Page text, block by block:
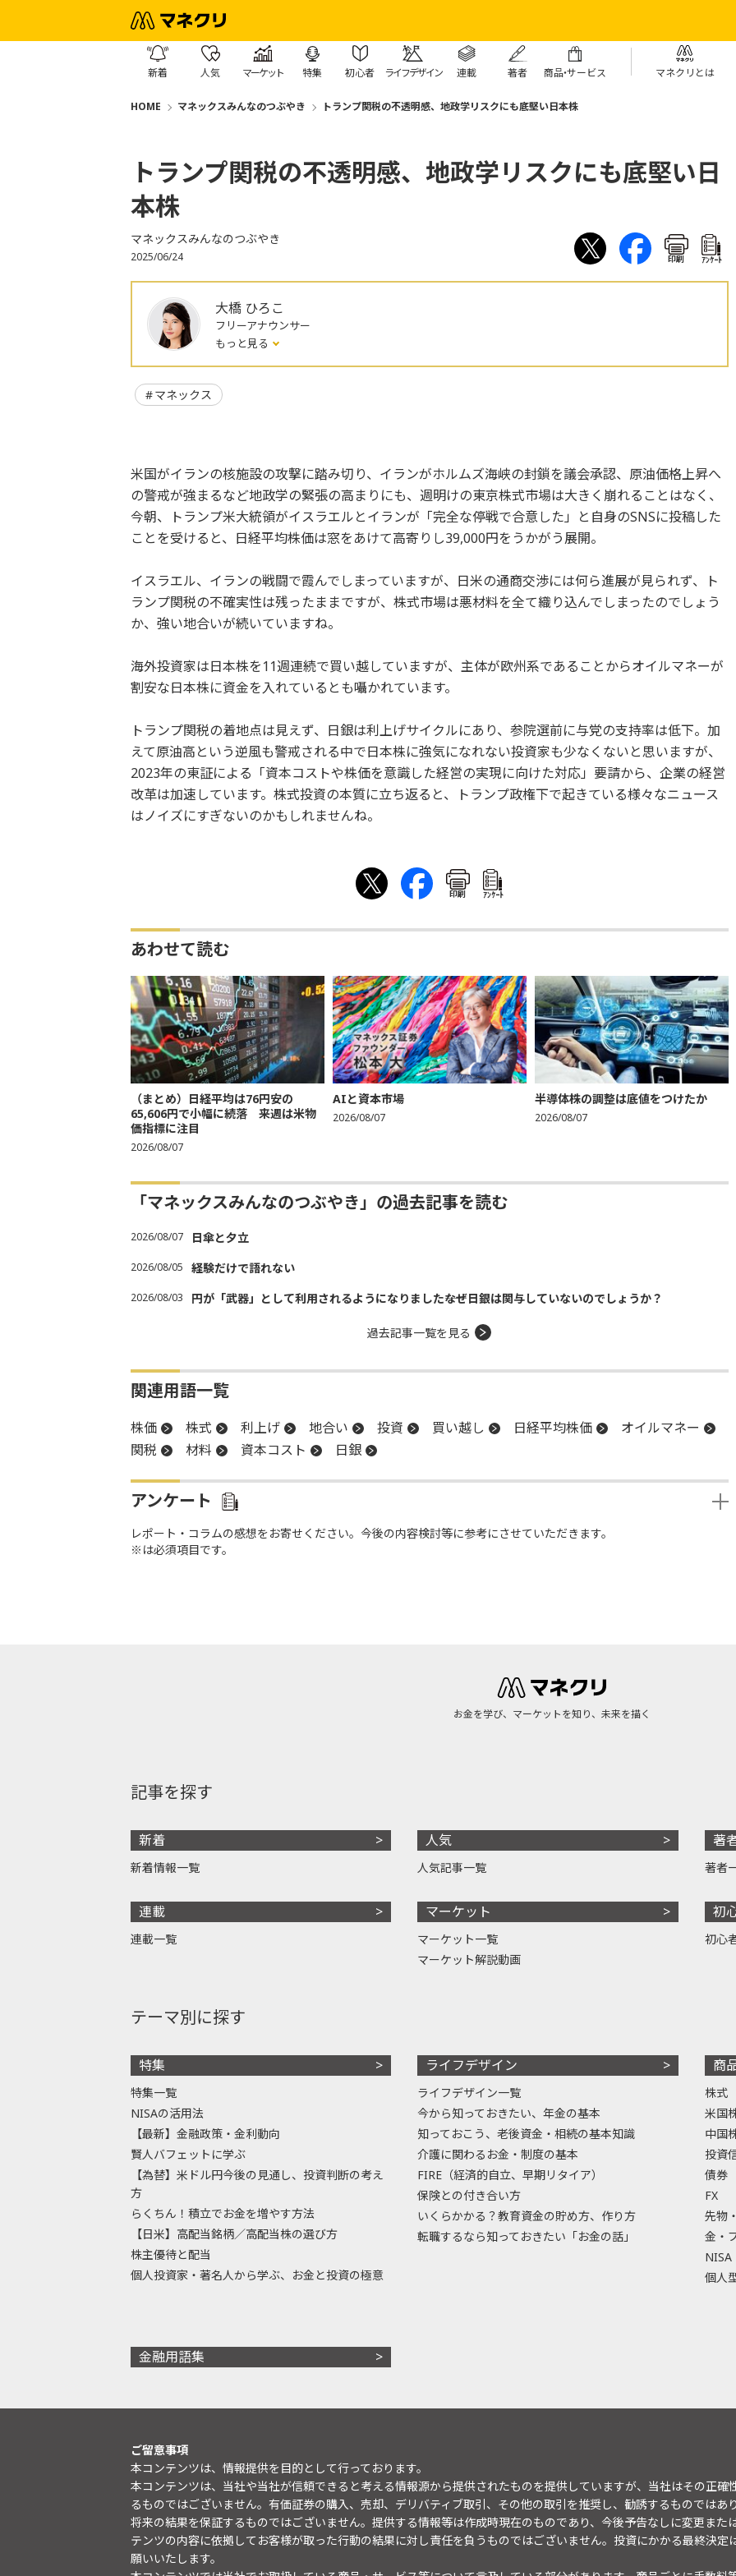
新着 人気 マーケット 特集 初心者 ライフデザイン 連載 著者 商品・サービス マネクリとは
HOME マネックスみんなのつぶやき トランプ関税の不透明感、地政学リスクにも底堅い日本株
トランプ関税の不透明感、地政学リスクにも底堅い日
本株
マネックスみんなのつぶやき
2025/06/24 印刷 ｱﾝｹｰﾄ
大橋 ひろこ
フリーアナウンサー
もっと見る
マネックス
米国がイランの核施設の攻撃に踏み切り、イランがホルムズ海峡の封鎖を議会承認、原油価格上昇へ
の警戒が強まるなど地政学の緊張の高まりにも、週明けの東京株式市場は大きく崩れることはなく、
今朝、トランプ米大統領がイスラエルとイランが「完全な停戦で合意した」と自身のSNSに投稿した
ことを受けると、日経平均株価は窓をあけて高寄りし39,000円をうかがう展開。
イスラエル、イランの戦闘で霞んでしまっていますが、日米の通商交渉には何ら進展が見られず、ト
ランプ関税の不確実性は残ったままですが、株式市場は悪材料を全て織り込んでしまったのでしょう
か、強い地合いが続いていますね。
海外投資家は日本株を11週連続で買い越していますが、主体が欧州系であることからオイルマネーが
割安な日本株に資金を入れているとも囁かれています。
トランプ関税の着地点は見えず、日銀は利上げサイクルにあり、参院選前に与党の支持率は低下。加
えて原油高という逆風も警戒される中で日本株に強気になれない投資家も少なくないと思いますが、
2023年の東証による「資本コストや株価を意識した経営の実現に向けた対応」要請から、企業の経営
改革は加速しています。株式投資の本質に立ち返ると、トランプ政権下で起きている様々なニュース
はノイズにすぎないのかもしれませんね。
印刷 ｱﾝｹｰﾄ
あわせて読む
（まとめ）日経平均は76円安の
65,606円で小幅に続落 来週は米物
価指標に注目
2026/08/07
AIと資本市場
2026/08/07
半導体株の調整は底値をつけたか
2026/08/07
「マネックスみんなのつぶやき」の過去記事を読む
2026/08/07 日傘と夕立
2026/08/05 経験だけで語れない
2026/08/03 円が「武器」として利用されるようになりました――なぜ日銀は関与していないのでしょうか？
過去記事一覧を見る
関連用語一覧
株価 株式 利上げ 地合い 投資 買い越し 日経平均株価
オイルマネー
関税
材料 資本コスト 日銀
アンケート
レポート・コラムの感想をお寄せください。今後の内容検討等に参考にさせていただきます。
※は必須項目です。
お金を学び、マーケットを知り、未来を描く
記事を探す
新着
新着情報一覧
連載
連載一覧
人気
人気記事一覧
マーケット
マーケット一覧
マーケット解説動画
著
著者
初
初心
テーマ別に探す
特集
特集一覧
NISAの活用法
【最新】金融政策・金利動向
賢人バフェットに学ぶ
【為替】米ドル円今後の見通し、投資判断の考え
方
らくちん！積立でお金を増やす方法
【日米】高配当銘柄／高配当株の選び方
株主優待と配当
個人投資家・著名人から学ぶ、お金と投資の極意
ライフデザイン
ライフデザイン一覧
今から知っておきたい、年金の基本
知っておこう、老後資金・相続の基本知識
介護に関わるお金・制度の基本
FIRE（経済的自立、早期リタイア）
保険との付き合い方
いくらかかる？教育資金の貯め方、作り方
転職するなら知っておきたい「お金の話」
商
株式
米国
中国
投資
債券
FX
先物
金・
NISA
個人
金融用語集
ご留意事項
本コンテンツは、情報提供を目的として行っております。
本コンテンツは、当社や当社が信頼できると考える情報源から提供されたものを提供していますが、当社はその正
るものではございません。有価証券の購入、売却、デリバティブ取引、その他の取引を推奨し、勧誘するものでは
将来の結果を保証するものではございません。提供する情報等は作成時現在のものであり、今後予告なしに変更また
テンツの内容に依拠してお客様が取った行動の結果に対し責任を負うものではございません。投資にかかる最終決
願いいたします。